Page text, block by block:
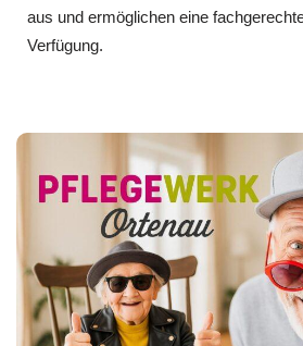
aus und ermöglichen eine
Verfügung.